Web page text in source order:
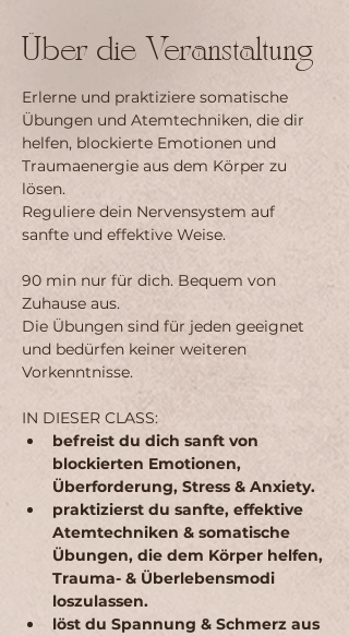
Über die Veranstaltung
Erlerne und praktiziere somatische
Übungen und Atemtechniken, die dir
helfen, blockierte Emotionen und
Traumaenergie aus dem Körper zu
lösen.
Reguliere dein Nervensystem auf
sanfte und effektive Weise.
90 min nur für dich. Bequem von
Zuhause aus.
Die Übungen sind für jeden geeignet
und bedürfen keiner weiteren
Vorkenntnisse.
IN DIESER CLASS:
befreist du dich sanft von
blockierten Emotionen,
Überforderung, Stress & Anxiety.
praktizierst du sanfte, effektive
Atemtechniken & somatische
Übungen, die dem Körper helfen,
Trauma- & Überlebensmodi
loszulassen.
löst du Spannung & Schmerz aus